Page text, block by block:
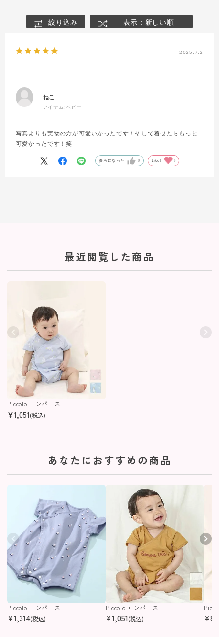
絞り込み 表示：新しい順
2025.7.2
ねこ
アイテム:ベビー
写真よりも実物の方が可愛いかったです！そして着せたらもっと
可愛かったです！笑
参考になった 0 Like! 0
最近閲覧した商品
Piccolo ロンパース
¥1,051(税込)
あなたにおすすめの商品
Piccolo ロンパース
¥1,314(税込)
Piccolo ロンパース
¥1,051(税込) ¥